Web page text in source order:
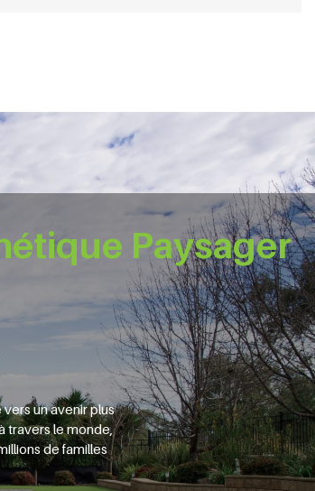
Paysager
un avenir plus
travers le monde,
de familles